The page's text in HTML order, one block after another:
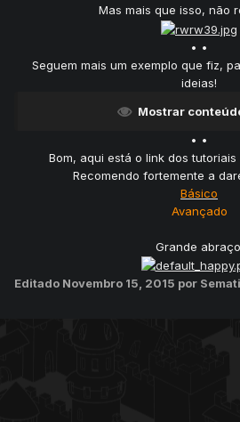
Mas mais que isso, não
• •
Seguem mais um exemplo que fiz,
ideias!
Mostrar
• •
Bom, aqui está o link dos
Recomendo fortemente a
Básico
Avançado
Grande
Editado Novembro 15, 2015 por